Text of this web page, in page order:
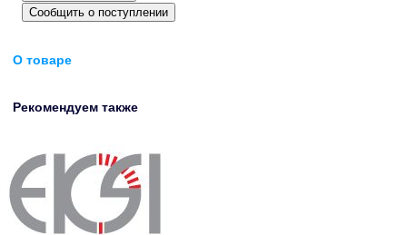
Сообщить о поступлении
О товаре
Рекомендуем также